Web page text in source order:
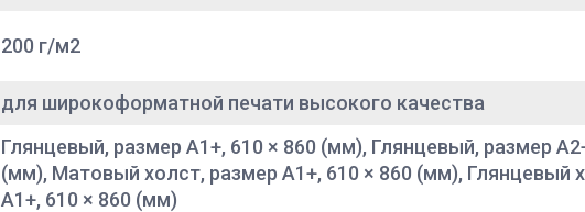
200 г/м2
для широкоформатной печати высокого качества
Глянцевый, размер A1+, 610 × 860 (мм), Глянцевый, размер
(мм), Матовый холст, размер A1+, 610 × 860 (мм), Глянцевый
A1+, 610 × 860 (мм)